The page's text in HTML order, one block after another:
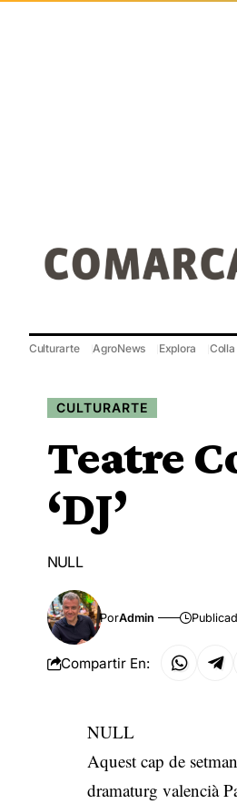
Culturarte AgroNews Explora Colla
CULTURARTE
Teatre
‘DJ’
NULL
PorAdmin
Compartir En:
NULL
Aquest cap de
dramaturg valencià